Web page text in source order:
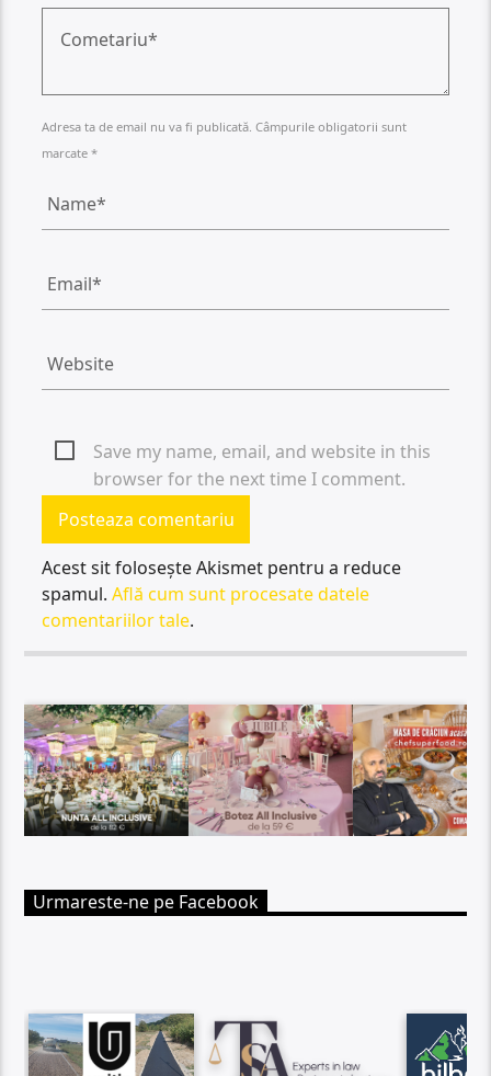
Adresa ta de email nu va fi publicată. Câmpurile obligatorii sunt
marcate *
Save my name, email, and website in this
browser for the next time I comment.
Acest sit folosește Akismet pentru a reduce
spamul.Află cum sunt procesate datele
comentariilor tale.
Urmareste-ne pe Facebook